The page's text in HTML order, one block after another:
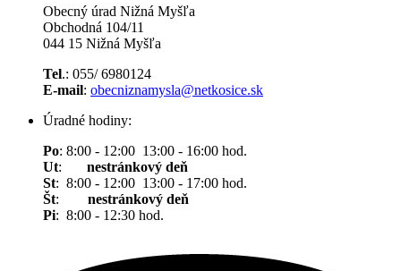
Obecný úrad Nižná Myšľa
Obchodná 104/11
044 15 Nižná Myšľa
Tel.: 055/ 6980124
E-mail: obecniznamysla@netkosice.sk
Úradné hodiny:
Po: 8:00 - 12:00 13:00 - 16:00 hod.
Ut:
nestránkový deň
St: 8:00 - 12:00 13:00 - 17:00 hod.
Št: nestránkový deň
Pi: 8:00 - 12:30 hod.